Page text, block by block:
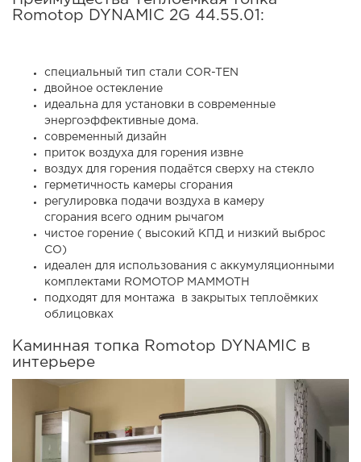
Romotop DYNAMIC 2G 44.55.01:
специальный тип стали COR-TEN
двойное остекление
идеальна для установки в современные
энергоэффективные дома.
современный дизайн
приток воздуха для горения извне
воздух для горения подаётся сверху на стекло
герметичность камеры сгорания
регулировка подачи воздуха в камеру
сгорания всего одним рычагом
чистое горение ( высокий КПД и низкий выброс
СО)
идеален для использования с аккумуляционными
комплектами ROMOTOP MAMMOTH
подходят для монтажа в закрытых теплоёмких
облицовках
Каминная топка Romotop DYNAMIC в
интерьере